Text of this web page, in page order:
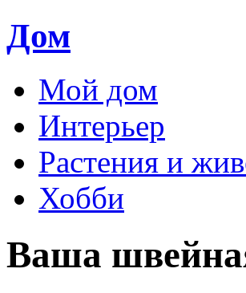
Дом
Мой дом
Интерьер
Растения и
Хобби
Ваша